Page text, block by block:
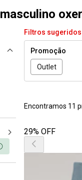
oxer
Filtros
Promoção
Outlet
Encontramos 11
29% OFF